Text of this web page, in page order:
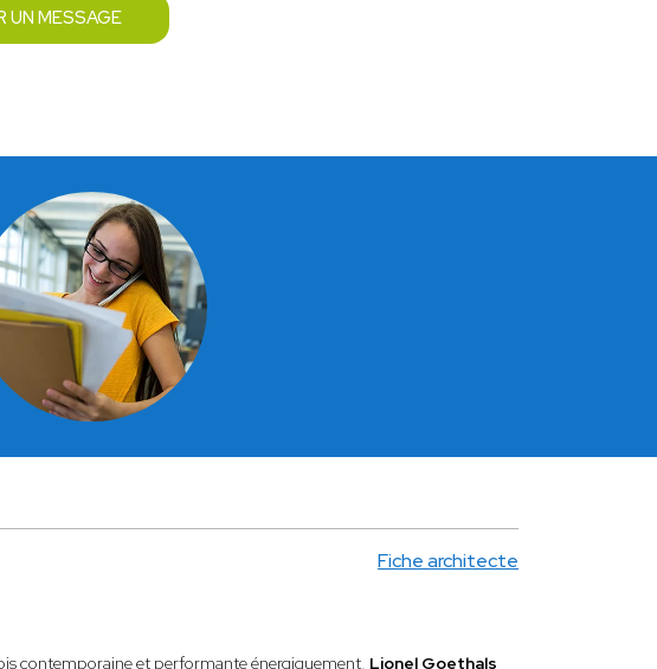
UN MESSAGE
Fiche architecte
contemporaine et performante énergiquement, Lionel Goethals